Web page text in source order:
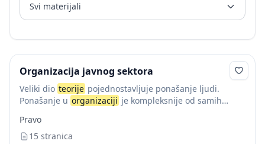
Svi materijali
Organizacija javnog sektora
Veliki dio teorije pojednostavljuje ponašanje ljudi.
Ponašanje u organizaciji je kompleksnije od samih
stavove i ponašanje pojedinaca i grupa u radnom
procesu. Ponašanje uključuje i...
Pravo
15 stranica